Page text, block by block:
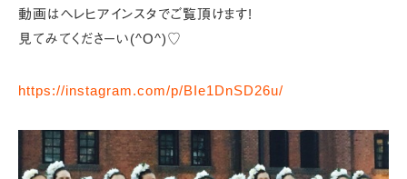
動画はヘレヒアインスタでご覧頂けます!
見てみてくださーい(^O^)♡
https://instagram.com/p/BIe1DnSD26u/